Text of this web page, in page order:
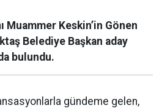
Muammer Keskin’in Gönen
Belediye Başkan aday
bulundu.
gündeme gelen,